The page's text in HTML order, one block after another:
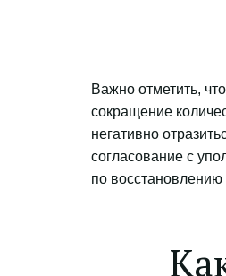
Важно отметить,
сокращение
негативно
согласование с
по восстановлению